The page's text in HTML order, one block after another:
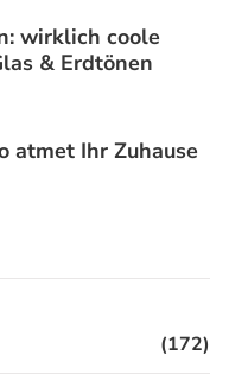
wirklich coole
& Erdtönen
atmet Ihr Zuhause
(172)